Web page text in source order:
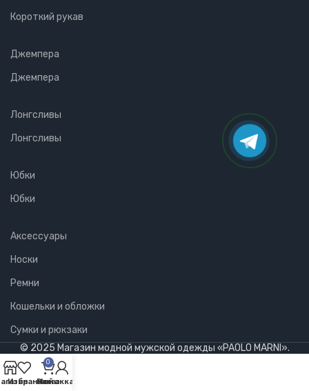
Короткий рукав
Джемпера
Джемпера
Лонгсливы
Лонгсливы
Юбки
Юбки
Аксессуары
Носки
Ремни
Кошельки и обложки
Сумки и рюкзаки
© 2025 Магазин модной мужской одежды «PAOLO MARNI».
Избранное
0
Заказ
Мой аккаунт